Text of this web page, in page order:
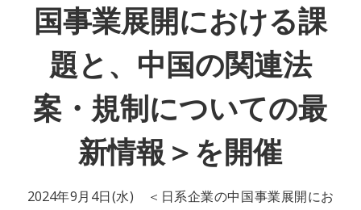
国事業展開における課
題と、中国の関連法
案・規制についての最
新情報＞を開催
2024年9月4日(水) ＜日系企業の中国事業展開にお